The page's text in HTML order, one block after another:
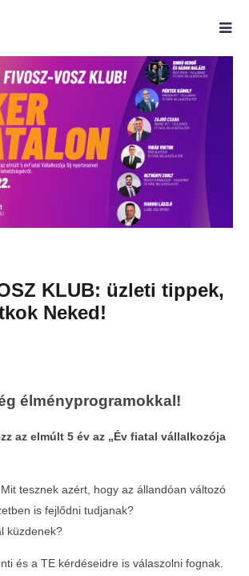
KLUB: üzleti tippek,
Neked!
MOST NÉZED
élményprogramokkal!
az elmúlt 5 év az „Év fiatal vállalkozója
tesznek azért, hogy az állandóan változó
is fejlődni tudjanak?
küzdenek?
és a TE kérdéseidre is válaszolni fognak.